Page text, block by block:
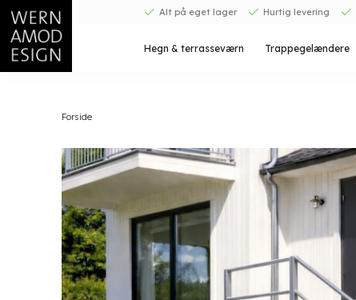
Fortsæt
indhold
Alt på eget lager Hurtig levering
Hegn & terrasseværn Trappegelændere
Forside